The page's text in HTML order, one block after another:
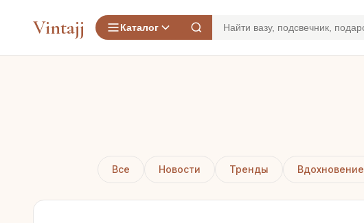
Vintajj Каталог
Все Новости Тренды Вдохновение